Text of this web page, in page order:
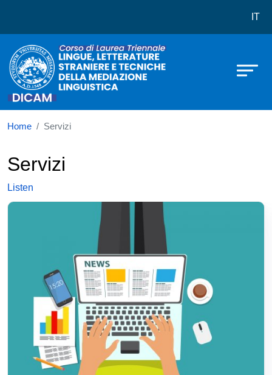
Corso di laurea in Lingue, IT
Home Servizi
Servizi
Listen
Immagine